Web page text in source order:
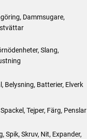
Dammsugare,
Slang,
Belysning, Batterier, Elverk
Tejper, Färg, Penslar
Spik, Skruv, Nit, Expander,